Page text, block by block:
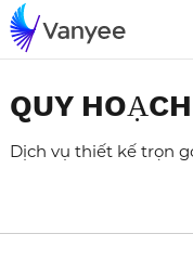
QUY
Dịch vụ thiết kế trọn